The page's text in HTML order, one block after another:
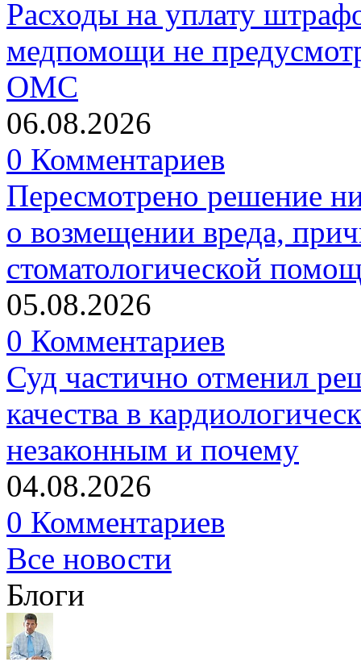
Расходы на уплату
медпомощи не
ОМС
06.08.2026
0 Комментариев
Пересмотрено решение
о возмещении вреда,
стоматологической
05.08.2026
0 Комментариев
Суд частично отменил
качества в
незаконным и почему
04.08.2026
0 Комментариев
Все новости
Блоги